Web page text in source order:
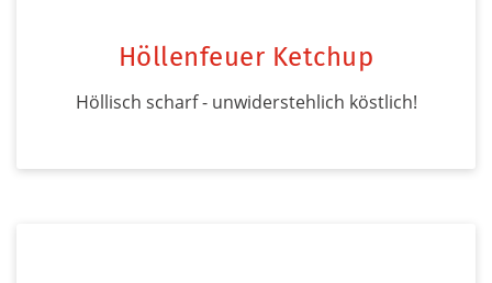
Höllenfeuer Ketchup
Höllisch scharf - unwiderstehlich köstlich!